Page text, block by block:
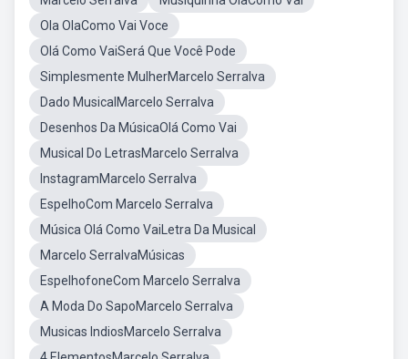
Ola OlaComo Vai Voce
Olá Como VaiSerá Que Você Pode
Simplesmente MulherMarcelo Serralva
Dado MusicalMarcelo Serralva
Desenhos Da MúsicaOlá Como Vai
Musical Do LetrasMarcelo Serralva
InstagramMarcelo Serralva
EspelhoCom Marcelo Serralva
Música Olá Como VaiLetra Da Musical
Marcelo SerralvaMúsicas
EspelhofoneCom Marcelo Serralva
A Moda Do SapoMarcelo Serralva
Musicas IndiosMarcelo Serralva